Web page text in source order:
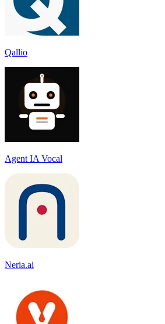
Qallio
Agent IA Vocal
Neria.ai